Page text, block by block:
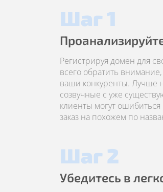
Шаг 1
Регистрируя домен для
всего обратить
ваши конкуренты. Лучше
созвучные с уже
клиенты могут
заказ на похожем по
Шаг 2
Убедитесь в